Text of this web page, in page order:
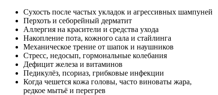
Сухость после частых укладок и агрессивных шампуней
Перхоть и себорейный дерматит
Аллергия на красители и средства ухода
Накопление пота, кожного сала и стайлинга
Механическое трение от шапок и наушников
Стресс, недосып, гормональные колебания
Дефицит железа и витаминов
Педикулёз, псориаз, грибковые инфекции
Когда чешется кожа головы, часто виноваты жара,
редкое мытьё и перегрев